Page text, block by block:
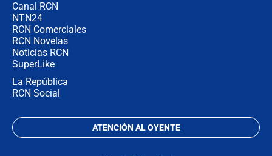
Canal RCN
NTN24
RCN Comerciales
RCN Novelas
Noticias RCN
SuperLike
La República
RCN Social
ATENCIÓN AL OYENTE